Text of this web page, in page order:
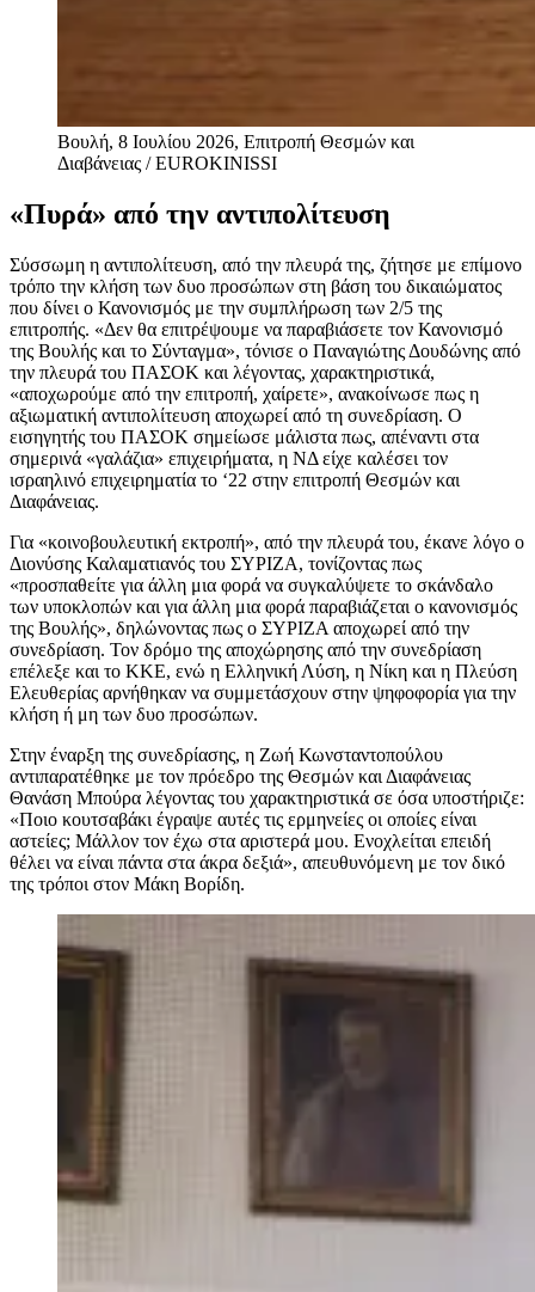
Βουλή, 8 Ιουλίου 2026, Επιτροπή Θεσμών και
Διαβάνειας / EUROKINISSI
«Πυρά» από την αντιπολίτευση
Σύσσωμη η αντιπολίτευση, από την πλευρά της, ζήτησε με επίμονο
τρόπο την κλήση των δυο προσώπων στη βάση του δικαιώματος
που δίνει ο Κανονισμός με την συμπλήρωση των 2/5 της
επιτροπής. «Δεν θα επιτρέψουμε να παραβιάσετε τον Κανονισμό
της Βουλής και το Σύνταγμα», τόνισε ο Παναγιώτης Δουδώνης από
την πλευρά του ΠΑΣΟΚ και λέγοντας, χαρακτηριστικά,
«αποχωρούμε από την επιτροπή, χαίρετε», ανακοίνωσε πως η
αξιωματική αντιπολίτευση αποχωρεί από τη συνεδρίαση. Ο
εισηγητής του ΠΑΣΟΚ σημείωσε μάλιστα πως, απέναντι στα
σημερινά «γαλάζια» επιχειρήματα, η ΝΔ είχε καλέσει τον
ισραηλινό επιχειρηματία το ‘22 στην επιτροπή Θεσμών και
Διαφάνειας.
Για «κοινοβουλευτική εκτροπή», από την πλευρά του, έκανε λόγο ο
Διονύσης Καλαματιανός του ΣΥΡΙΖΑ, τονίζοντας πως
«προσπαθείτε για άλλη μια φορά να συγκαλύψετε το σκάνδαλο
των υποκλοπών και για άλλη μια φορά παραβιάζεται ο κανονισμός
της Βουλής», δηλώνοντας πως ο ΣΥΡΙΖΑ αποχωρεί από την
συνεδρίαση. Τον δρόμο της αποχώρησης από την συνεδρίαση
επέλεξε και το ΚΚΕ, ενώ η Ελληνική Λύση, η Νίκη και η Πλεύση
Ελευθερίας αρνήθηκαν να συμμετάσχουν στην ψηφοφορία για την
κλήση ή μη των δυο προσώπων.
Στην έναρξη της συνεδρίασης, η Ζωή Κωνσταντοπούλου
αντιπαρατέθηκε με τον πρόεδρο της Θεσμών και Διαφάνειας
Θανάση Μπούρα λέγοντας του χαρακτηριστικά σε όσα υποστήριζε:
«Ποιο κουτσαβάκι έγραψε αυτές τις ερμηνείες οι οποίες είναι
αστείες; Μάλλον τον έχω στα αριστερά μου. Ενοχλείται επειδή
θέλει να είναι πάντα στα άκρα δεξιά», απευθυνόμενη με τον δικό
της τρόποι στον Μάκη Βορίδη.